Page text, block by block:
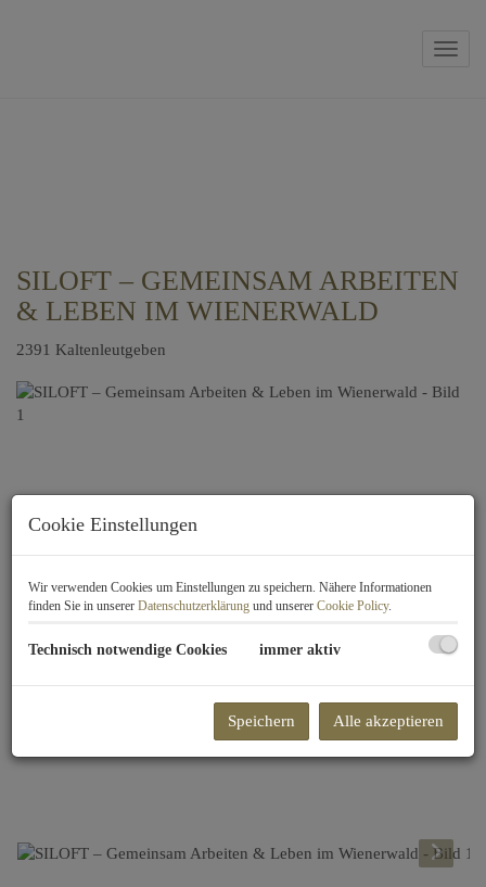
SILOFT – GEMEINSAM ARBEITEN
& LEBEN IM WIENERWALD
2391 Kaltenleutgeben
Cookie Einstellungen
Wir verwenden Cookies um Einstellungen zu speichern. Nähere Informationen
finden Sie in unserer Datenschutzerklärung und unserer Cookie Policy.
Technisch notwendige Cookies immer aktiv
Speichern Alle akzeptieren